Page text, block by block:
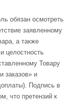
обязан осмотреть
заявленному
а также
целостность
Товару
заказов» и
Подпись в
что претензий к